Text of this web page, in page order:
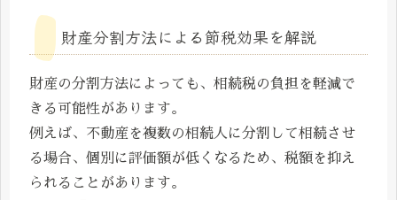
財産分割方法による節税効果を解説
財産の分割方法によっても、相続税の負担を軽減で
きる可能性があります。
例えば、不動産を複数の相続人に分割して相続させ
る場合、個別に評価額が低くなるため、税額を抑え
られることがあります。